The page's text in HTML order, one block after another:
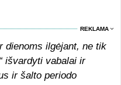
REKLAMA
dienoms ilgėjant, ne tik
išvardyti vabalai ir
ir šalto periodo